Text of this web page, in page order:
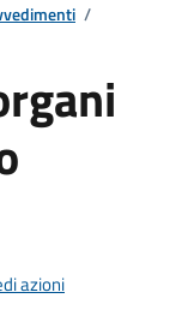
/
azioni